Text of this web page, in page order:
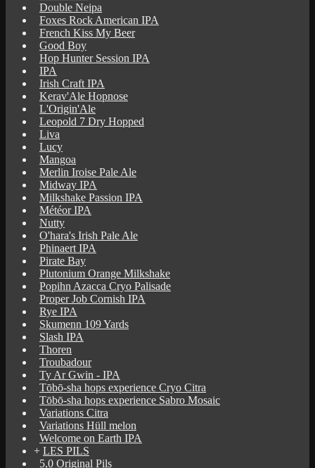
Double Neipa
Foxes Rock American IPA
French Kiss My Beer
Good Boy
Hop Hunter Session IPA
IPA
Irish Craft IPA
Kerav'Ale Hopnose
L'Origin'Ale
Leopold 7 Dry Hopped
Liva
Lucy
Mangoa
Merlin Iroise Pale Ale
Midway IPA
Milkshake Passion IPA
Météor IPA
Nutty
O'hara's Irish Pale Ale
Phinaert IPA
Pirate Bay
Plutonium Orange Milkshake
Popihn Azacca Cryo Palisade
Proper Job Cornish IPA
Rye IPA
Skumenn 109 Yards
Slash IPA
Thoren
Troubadour
Ty Ar Gwin - IPA
Tōbō-sha hops experience Cryo Citra
Tōbō-sha hops experience Sabro Mosaic
Variations Citra
Variations Hüll melon
Welcome on Earth IPA
+ LES PILS
5,0 Original Pils